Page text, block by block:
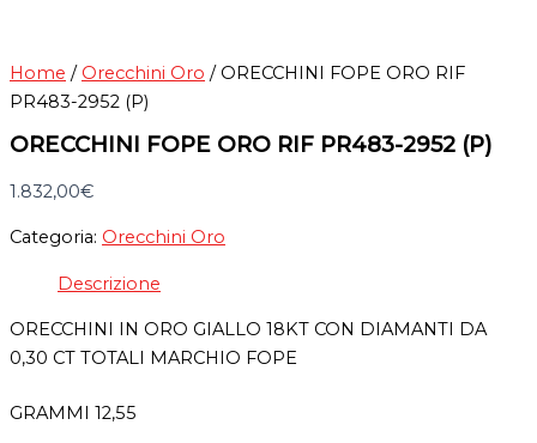
Home / Orecchini Oro / ORECCHINI FOPE ORO RIF
PR483-2952 (P)
ORECCHINI FOPE ORO RIF PR483-2952 (P)
1.832,00€
Categoria: Orecchini Oro
Descrizione
ORECCHINI IN ORO GIALLO 18KT CON DIAMANTI DA
0,30 CT TOTALI MARCHIO FOPE
GRAMMI 12,55